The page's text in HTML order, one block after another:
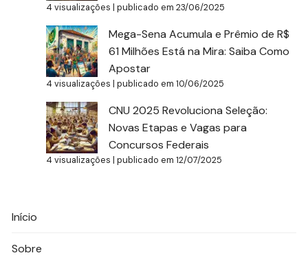
4 visualizações |publicado em 23/06/2025
Mega-Sena Acumula e Prêmio de R$
61 Milhões Está na Mira: Saiba Como
Apostar
4 visualizações |publicado em 10/06/2025
CNU 2025 Revoluciona Seleção:
Novas Etapas e Vagas para
Concursos Federais
4 visualizações |publicado em 12/07/2025
Início
Sobre